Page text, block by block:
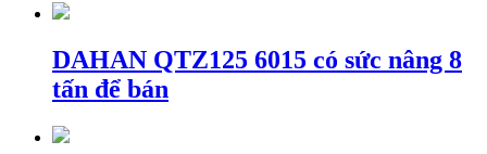
DAHAN QTZ125 6015 có sức nâng 8
tấn để bán